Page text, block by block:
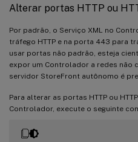
Alterar portas HTTP ou
Por padrão, o Serviço XML no
tráfego HTTP e na porta 443 para
usar portas não padrão, esteja
expor um Controlador a redes não
servidor StoreFront autônomo é
Para alterar as portas HTTP ou
Controlador, execute o seguinte